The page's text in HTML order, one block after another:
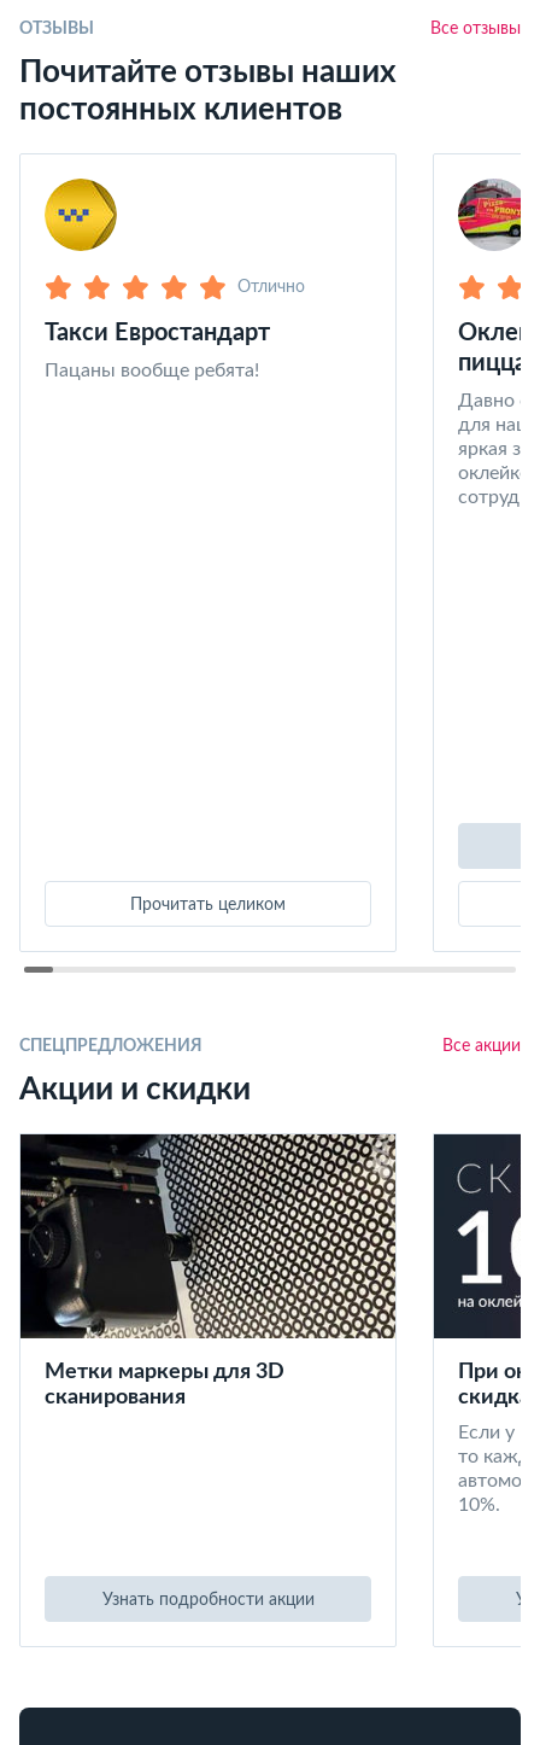
ОТЗЫВЫ Все отзывы
Почитайте отзывы наших
постоянных клиентов
Отлично
Такси Евростандарт
Пацаны вообще ребята!
Прочитать целиком
пицца
Давно
для
яркая
оклейке
СПЕЦПРЕДЛОЖЕНИЯ Все акции
Акции и скидки
Метки маркеры для 3D
сканирования
Узнать подробности акции
При
скидка
Если у
то
10%.